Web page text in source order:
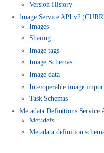
サポート
管理機能
モニタリング/監査
サポート
すべてのメニューを見
ネットワーク
IoT
サポート
■ セットアップガイド
- 新規お申し込み方法
- 初期設定・確認
- ユーザー機能の管理
- 登録情報の管理
- データと分析
- IoT
- マルチクラウド利用
- リモートワーク
サービス稼働状況
故障/メンテナンス履歴
定期メンテナンス
パートナー
販売パートナー向けプ
協業パートナー
トレーニング/操作動画
Version History
Image Service API v2
Images
Sharing
Image tags
Image Schemas
Image data
Interoperable image
Task Schemas
Metadata Definitions Service
Metadefs
Metadata definition